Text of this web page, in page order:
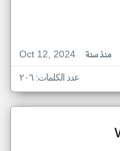
Oct 12, 2024
منذ سنة
عدد الكلمات: ٢٠٦